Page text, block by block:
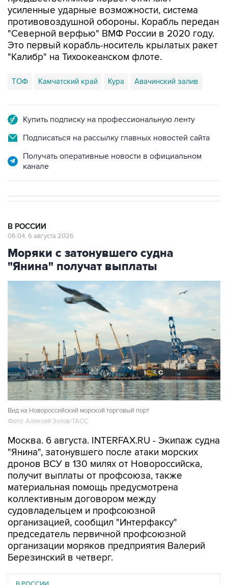
усиленные ударные возможности, система
противовоздушной обороны. Корабль передан
"Северной верфью" ВМФ России в 2020 году.
Это первый корабль-носитель крылатых ракет
"Калибр" на Тихоокеанском флоте.
ТОФ Камчатский край Кура Авачинский залив
Купить подписку на профессиональную ленту
Подписаться на рассылку главных новостей сайта
Получать оперативные новости в официальном
канале
В РОССИИ
06:04, 6 августа 2026
Моряки с затонувшего судна
"Янина" получат выплаты
Вид на Новороссийский морской торговый порт
Фото: Алексей Зотов/ТАСС
Москва. 6 августа. INTERFAX.RU - Экипаж судна
"Янина", затонувшего после атаки морских
дронов ВСУ в 130 милях от Новороссийска,
получит выплаты от профсоюза, также
материальная помощь предусмотрена
коллективным договором между
судовладельцем и профсоюзной
организацией, сообщил "Интерфаксу"
председатель первичной профсоюзной
организации моряков предприятия Валерий
Березинский в четверг.